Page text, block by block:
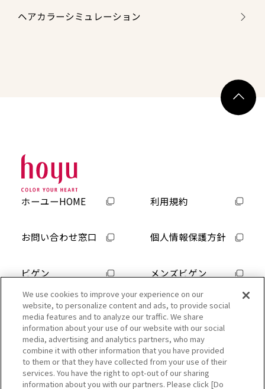
ヘアカラーシミュレーション
ホーユーHOME 利用規約
お問い合わせ窓口 個人情報保護方針
ビゲン メンズビゲン
ヘアカラーでかぶれたことのある方は絶対に使用しない
でください。
ご使用の前には毎回必ず皮膚アレルギー試験（パッチテス
ト）をしてください。
「かぶれ」と「皮膚アレルギー試験(パッチテスト)」について
は『日本ヘアカラー工業会』のWEBサイトでもご確認頂けま
We use cookies to improve your experience on our
website, to personalize content and ads, to provide social
media features and to analyze our traffic. We share
information about your use of our website with our social
media, advertising and analytics partners, who may
combine it with other information that you have provided
to them or that they have collected from your use of their
services. You have the right to opt-out of our sharing
information about you with our partners. Please click [Do